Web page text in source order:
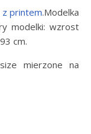
z printem.Modelka
modelki: wzrost
cm.
mierzone na